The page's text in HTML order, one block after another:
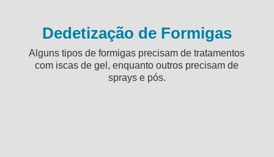
Dedetização de Formigas
Alguns tipos de formigas precisam de tratamentos
com iscas de gel, enquanto outros precisam de
sprays e pós.